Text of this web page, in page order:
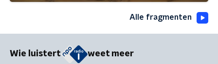
Alle fragmenten
Wie luistert weet meer